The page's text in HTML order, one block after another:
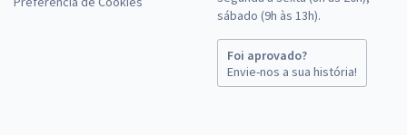
sábado (9h às 13h).
Foi aprovado?
Envie-nos a sua história!